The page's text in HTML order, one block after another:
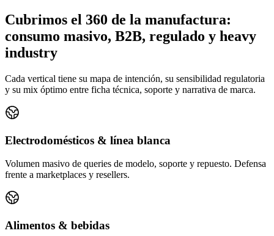
Cubrimos el 360 de la manufactura:
consumo masivo, B2B, regulado y heavy
industry
Cada vertical tiene su mapa de intención, su sensibilidad regulatoria
y su mix óptimo entre ficha técnica, soporte y narrativa de marca.
Electrodomésticos & línea blanca
Volumen masivo de queries de modelo, soporte y repuesto. Defensa
frente a marketplaces y resellers.
Alimentos & bebidas